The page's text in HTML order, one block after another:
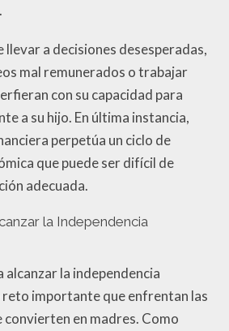
llevar a decisiones desesperadas,
mal remunerados o trabajar
con su capacidad para
a su hijo. En última instancia,
perpetúa un ciclo de
que puede ser difícil de
adecuada.
la Independencia
alcanzar la independencia
importante que enfrentan las
convierten en madres. Como